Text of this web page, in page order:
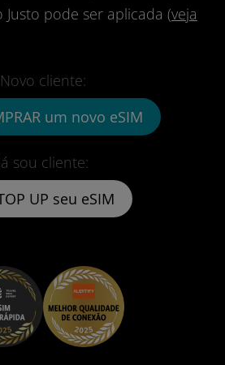
Justo pode ser aplicada (veja
Já sou cliente:
UP seu eSIM
Novo cliente:
um novo eSIM